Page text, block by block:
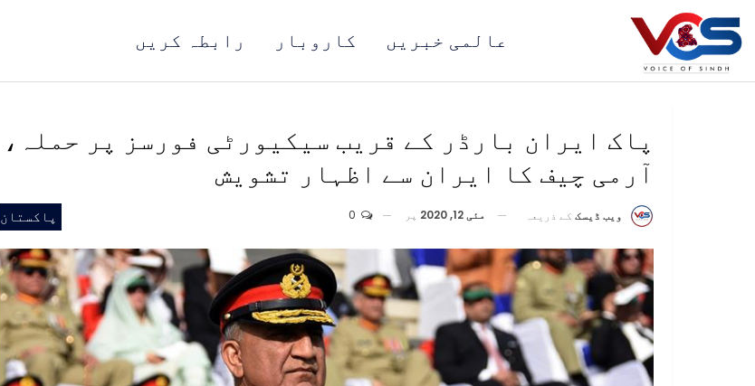
رابطہ کریں کاروبار عالمی خبریں
پاک ایران بارڈر کے قریب سیکیورٹی فورسز پر حملہ،
آرمی چیف کا ایران سے اظہار تشویش
پاکستان ویب ڈیسک کے ذریعہ مئی 12, 2020 پر